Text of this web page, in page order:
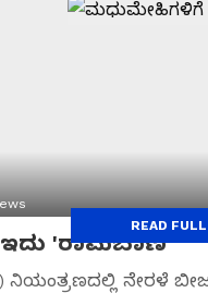
'ರಾಮಬಾಣ'
ನೇರಳೆ
READ